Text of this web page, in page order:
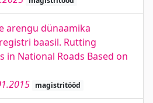
arengu dünaamika
baasil. Rutting
in National Roads Based on
magistritööd